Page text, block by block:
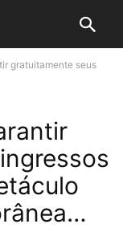
gratuitamente seus